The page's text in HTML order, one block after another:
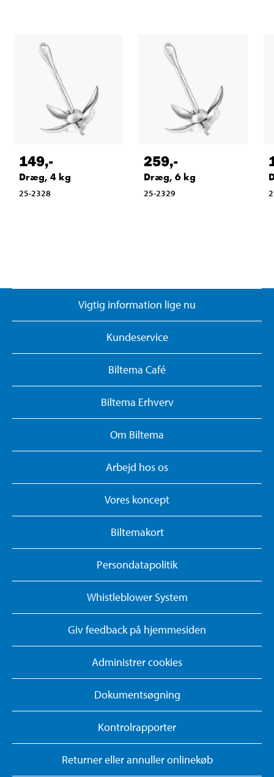
149,-
Dræg, 4 kg
25-2328
259,-
Dræg, 6 kg
25-2329
Vigtig information lige nu
Kundeservice
Biltema Café
Biltema Erhverv
Om Biltema
Arbejd hos os
Vores koncept
Biltemakort
Persondatapolitik
Whistleblower System
Giv feedback på hjemmesiden
Administrer cookies
Dokumentsøgning
Kontrolrapporter
Returner eller annuller onlinekøb